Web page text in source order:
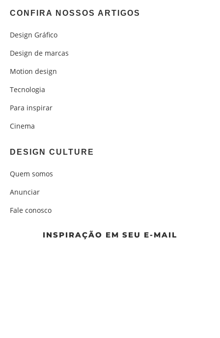
CONFIRA NOSSOS ARTIGOS
Design Gráfico
Design de marcas
Motion design
Tecnologia
Para inspirar
Cinema
DESIGN CULTURE
Quem somos
Anunciar
Fale conosco
INSPIRAÇÃO EM SEU E-MAIL